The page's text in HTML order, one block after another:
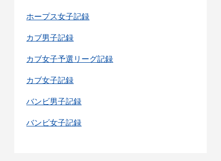
ホープス女子記録
カブ男子記録
カブ女子予選リーグ記録
カブ女子記録
バンビ男子記録
バンビ女子記録